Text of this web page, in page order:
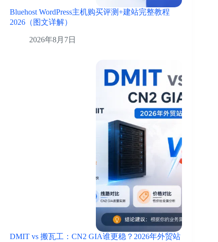
Bluehost WordPress主机购买评测+建站完整教程
2026（图文详解）
2026年8月7日
DMIT vs 搬瓦工：CN2 GIA谁更稳？2026年外贸站